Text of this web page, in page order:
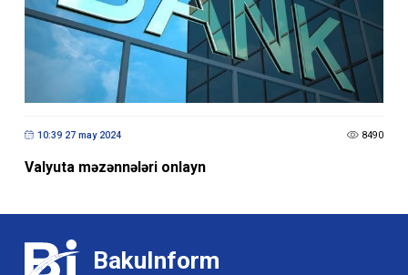
10:39 27 may 2024 8490
Valyuta məzənnələri onlayn
BakuInform